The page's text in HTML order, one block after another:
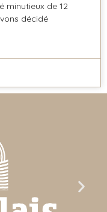
minutieux de 12
décidé